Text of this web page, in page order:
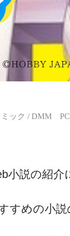
ック / DMM PC
小説の紹介
すめの小説